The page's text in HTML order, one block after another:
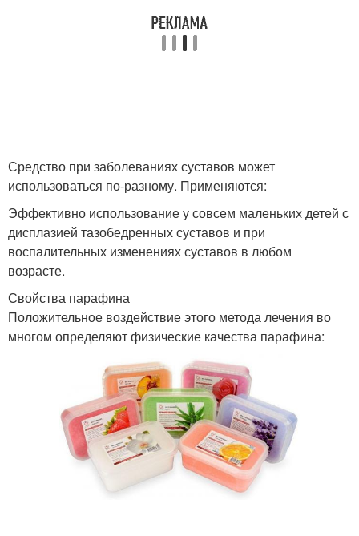
Средство при заболеваниях суставов может
использоваться по-разному. Применяются:
Эффективно использование у совсем маленьких детей с
дисплазией тазобедренных суставов и при
воспалительных изменениях суставов в любом
возрасте.
Свойства парафина
Положительное воздействие этого метода лечения во
многом определяют физические качества парафина: